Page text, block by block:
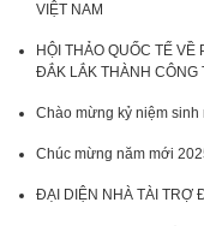
VIỆT NAM
HỘI THẢO QUỐC TẾ
ĐẮK LẮK THÀNH CÔNG
Chào mừng kỷ niệm
Chúc mừng năm mới
ĐẠI DIỆN NHÀ TÀI TRỢ